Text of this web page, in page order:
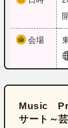
会場
Music
サート～